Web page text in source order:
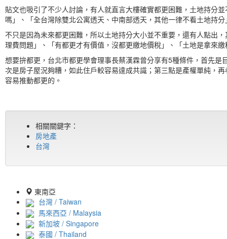
貼文也吸引了不少人討論，有人就直言大樓確實都更困難，土地持分
嗎」、「全台灣除雙北公寓透天、中南部透天，其他一律不看土地持
不只是因為未來都更困難，所以土地持分大小並不重要，還有人點出
理費問題」、「有都更才有價值，沒都更繳地價稅」、「土地是拿來
想要拚都更，台北市都更學會理事長蔡漢霖曾分享有5種條件，首先
次是房子屋況夠糟，如此住戶較容易達成共識；第三點是產權單純，
容易推動都更的。
相關關鍵字：
房地產
台灣
東南亞
台灣 / Taiwan
馬來西亞 / Malaysia
新加坡 / Singapore
泰國 / Thailand